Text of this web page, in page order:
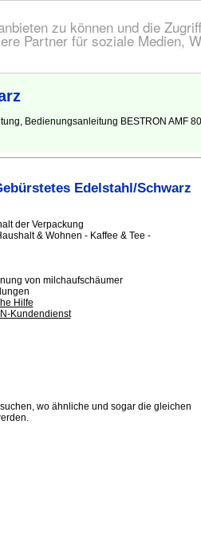
zu können und die
Partner für soziale Medien,
Bedienungsanleitung BESTRON AMF
Edelstahl/Schwarz
der Verpackung
& Wohnen - Kaffee & Tee -
von milchaufschäumer
Hilfe
Kundendienst
wo ähnliche und sogar die gleichen